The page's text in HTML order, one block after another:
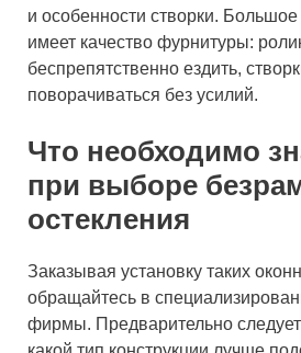
и особенности створки.
имеет качество фурнитуры:
беспрепятственно ездить,
поворачиваться без усилий.
Что необходимо
при выборе
остекления
Заказывая установку таких
обращайтесь в
фирмы. Предварительно